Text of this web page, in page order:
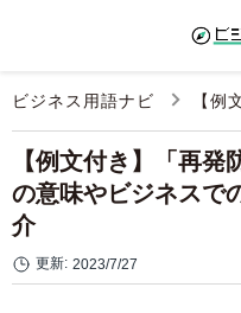
ビジネス用語ナビ 【例
【例文付き】「再発
の意味やビジネスで
介
更新: 2023/7/27